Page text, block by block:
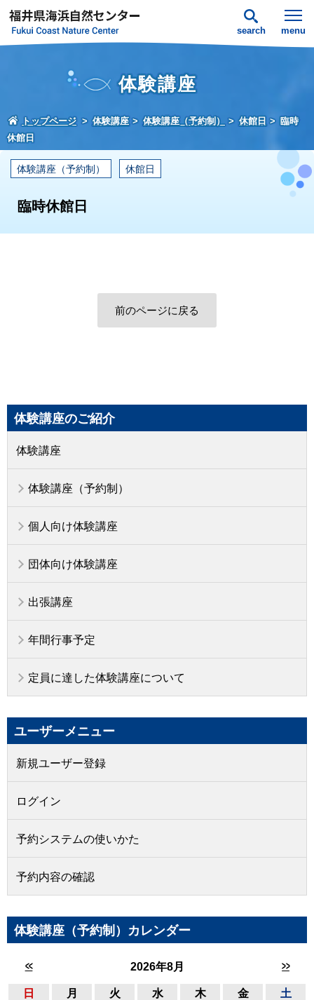
search menu
体験講座
トップページ 体験講座 体験講座（予約制） 休館日
臨時
休館日
体験講座（予約制） 休館日
臨時休館日
前のページに戻る
体験講座のご紹介
体験講座
体験講座（予約制）
個人向け体験講座
団体向け体験講座
出張講座
年間行事予定
定員に達した体験講座について
ユーザーメニュー
新規ユーザー登録
ログイン
予約システムの使いかた
予約内容の確認
体験講座（予約制）カレンダー
<< 2026年8月 >>
日 月 火 水 木 金
土